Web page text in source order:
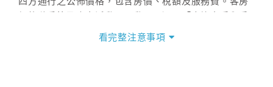
價」之當日價格為標準。
看完整注意事項